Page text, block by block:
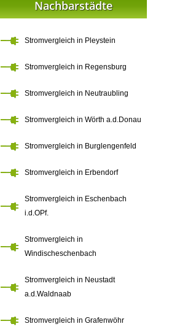
Nachbarstädte
Stromvergleich in Pleystein
Stromvergleich in Regensburg
Stromvergleich in Neutraubling
Stromvergleich in Wörth a.d.Donau
Stromvergleich in Burglengenfeld
Stromvergleich in Erbendorf
Stromvergleich in Eschenbach
i.d.OPf.
Stromvergleich in
Windischeschenbach
Stromvergleich in Neustadt
a.d.Waldnaab
Stromvergleich in Grafenwöhr